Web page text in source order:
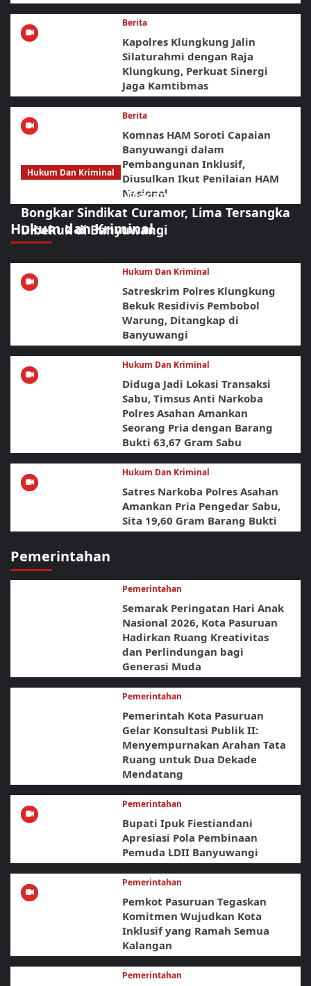
Berita
Kapolres Klungkung Jalin
Silaturahmi dengan Raja
Klungkung, Perkuat Sinergi
Jaga Kamtibmas
Berita
Komnas HAM Soroti Capaian
Banyuwangi dalam
Pembangunan Inklusif,
Diusulkan Ikut Penilaian HAM
Nasional
Hukum dan Kriminal
Hukum Dan Kriminal
Sikat Habis! URC Macan Blambangan
Bongkar Sindikat Curamor, Lima Tersangka
Dibekuk di Banyuwangi
Hukum Dan Kriminal
Satreskrim Polres Klungkung
Bekuk Residivis Pembobol
Warung, Ditangkap di
Banyuwangi
Hukum Dan Kriminal
Diduga Jadi Lokasi Transaksi
Sabu, Timsus Anti Narkoba
Polres Asahan Amankan
Seorang Pria dengan Barang
Bukti 63,67 Gram Sabu
Hukum Dan Kriminal
Satres Narkoba Polres Asahan
Amankan Pria Pengedar Sabu,
Sita 19,60 Gram Barang Bukti
Pemerintahan
Pemerintahan
Semarak Peringatan Hari Anak
Nasional 2026, Kota Pasuruan
Hadirkan Ruang Kreativitas
dan Perlindungan bagi
Generasi Muda
Pemerintahan
Pemerintah Kota Pasuruan
Gelar Konsultasi Publik II:
Menyempurnakan Arahan Tata
Ruang untuk Dua Dekade
Mendatang
Pemerintahan
Bupati Ipuk Fiestiandani
Apresiasi Pola Pembinaan
Pemuda LDII Banyuwangi
Pemerintahan
Pemkot Pasuruan Tegaskan
Komitmen Wujudkan Kota
Inklusif yang Ramah Semua
Kalangan
Pemerintahan